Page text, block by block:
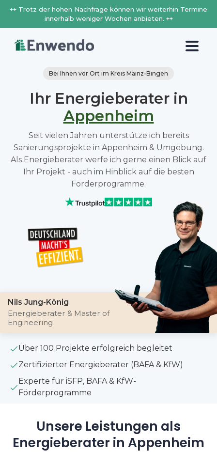
++ Trotz der hohen Nachfrage können wir weiterhin Termine
innerhalb weniger Wochen anbieten. ++
Bei Ihnen vor Ort im Kreis Mainz-Bingen
Ihr Energieberater in
Appenheim
Seit vielen Jahren unterstütze ich bereits
Sanierungsprojekte in Appenheim & Umgebung.
Als Energieberater werfe ich gerne einen Blick auf
Ihr Projekt - auch im Hinblick auf die besten
Förderprogramme.
Nils Jung-König
Energieberater & Master of
Engineering
Über 100 Projekte erfolgreich begleitet
Zertifizierter Energieberater (BAFA & KfW)
Experte für iSFP, BAFA & KfW-
Förderprogramme
Unsere Leistungen als
Energieberater in Appenheim